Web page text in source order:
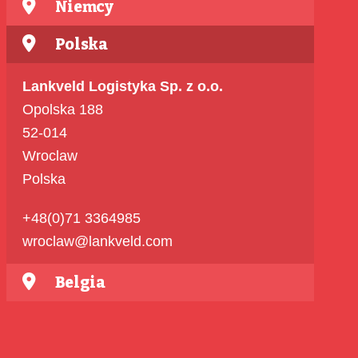
Niemcy
Polska
Lankveld Logistyka Sp. z o.o.
Opolska 188
52-014
Wroclaw
Polska
+48(0)71 3364985
wroclaw@lankveld.com
Belgia